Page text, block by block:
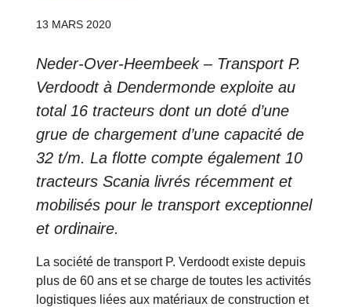
13 MARS 2020
Neder-Over-Heembeek – Transport P.
Verdoodt à Dendermonde exploite au
total 16 tracteurs dont un doté d’une
grue de chargement d’une capacité de
32 t/m. La flotte compte également 10
tracteurs Scania livrés récemment et
mobilisés pour le transport exceptionnel
et ordinaire.
La société de transport P. Verdoodt existe depuis
plus de 60 ans et se charge de toutes les activités
logistiques liées aux matériaux de construction et